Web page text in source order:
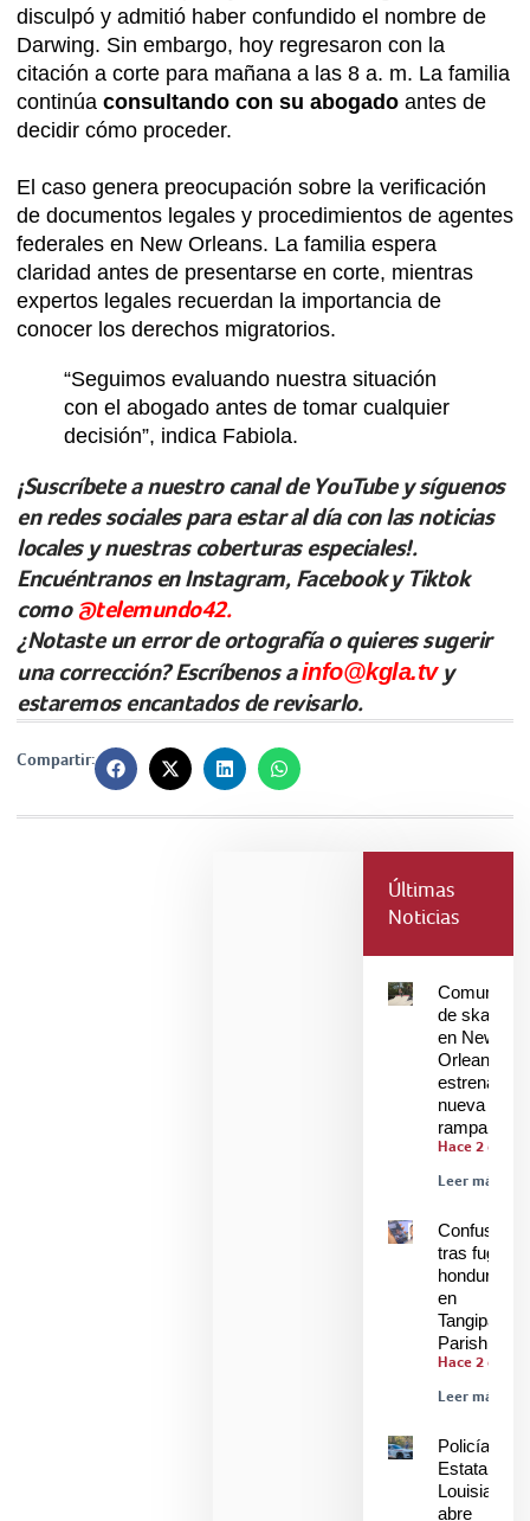
disculpó y admitió haber confundido el nombre de
Darwing. Sin embargo, hoy regresaron con la
citación a corte para mañana a las 8 a. m. La familia
continúa consultando con su abogado antes de
decidir cómo proceder.
El caso genera preocupación sobre la verificación
de documentos legales y procedimientos de agentes
federales en New Orleans. La familia espera
claridad antes de presentarse en corte, mientras
expertos legales recuerdan la importancia de
conocer los derechos migratorios.
“Seguimos evaluando nuestra situación
con el abogado antes de tomar cualquier
decisión”, indica Fabiola.
¡Suscríbete a nuestro canal de YouTube y síguenos
en redes sociales para estar al día con las noticias
locales y nuestras coberturas especiales!.
Encuéntranos en Instagram, Facebook y Tiktok
como@telemundo42.
¿Notaste un error de ortografía o quieres sugerir
una corrección? Escríbenos ainfo@kgla.tvy
estaremos encantados de revisarlo.
Compartir:
Últimas
Noticias
Comunidad
de skaters
en New
Orleans
estrenan
nueva
rampa
Hace 2 días
Leer más »
Confusión
tras fuga de
hondureños
en
Tangipahoa
Parish
Hace 2 días
Leer más »
Policía
Estatal de
Louisiana
abre